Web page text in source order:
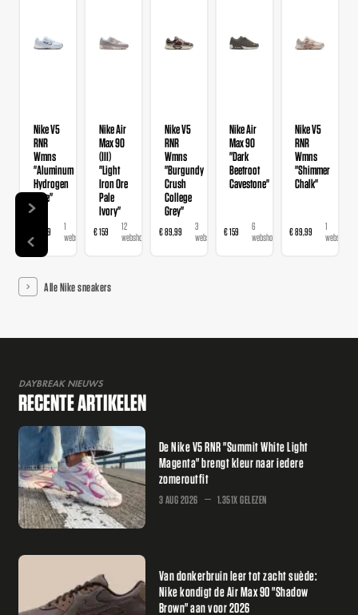
Nike V5
RNR
Wmns
"Aluminum
Hydrogen
Blue"
€ 89,99
1
webshop
Nike Air
Max 90
(III)
"Light
Iron Ore
Pale
Ivory"
€ 159
12
webshops
Nike V5
RNR
Wmns
"Burgundy
Crush
College
Grey"
€ 89,99
3
webshops
Nike Air
Max 90
"Dark
Beetroot
Cavestone"
€ 159
6
webshops
Nike V5
RNR
Wmns
"Shimmer
Chalk"
€ 89,99
1
webshop
Alle Nike sneakers
DAYBREAK NIEUWS
RECENTE ARTIKELEN
De Nike V5 RNR "Summit White Light
Magenta" brengt kleur naar iedere
zomeroutfit
3 AUG 2026 1.351X GELEZEN
Van donkerbruin leer tot zacht suède:
Nike kondigt de Air Max 90 "Shadow
Brown" aan voor 2026